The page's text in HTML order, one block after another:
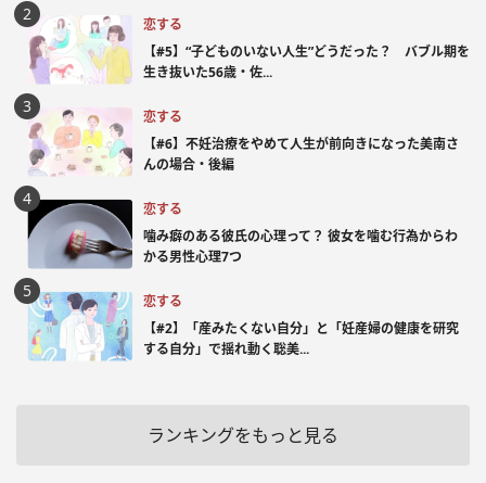
恋する
【#5】“子どものいない人生”どうだった？ バブル期を
生き抜いた56歳・佐...
恋する
【#6】不妊治療をやめて人生が前向きになった美南さ
んの場合・後編
恋する
噛み癖のある彼氏の心理って？ 彼女を噛む行為からわ
かる男性心理7つ
恋する
【#2】「産みたくない自分」と「妊産婦の健康を研究
する自分」で揺れ動く聡美...
ランキングをもっと見る